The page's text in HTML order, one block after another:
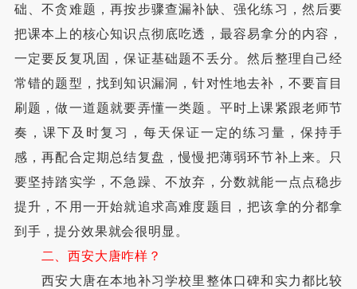
础、不贪难题，再按步骤查漏补缺、强化练习，然后要
把课本上的核心知识点彻底吃透，最容易拿分的内容，
一定要反复巩固，保证基础题不丢分。然后整理自己经
常错的题型，找到知识漏洞，针对性地去补，不要盲目
刷题，做一道题就要弄懂一类题。平时上课紧跟老师节
奏，课下及时复习，每天保证一定的练习量，保持手
感，再配合定期总结复盘，慢慢把薄弱环节补上来。只
要坚持踏实学，不急躁、不放弃，分数就能一点点稳步
提升，不用一开始就追求高难度题目，把该拿的分都拿
到手，提分效果就会很明显。
二、西安大唐咋样？
西安大唐在本地补习学校里整体口碑和实力都比较